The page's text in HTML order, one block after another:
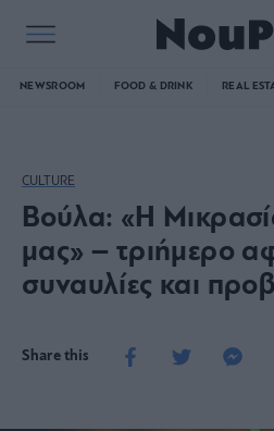
NEWSROOM FOOD & DRINK REAL
CULTURE
Βούλα: «Η
μας» – τριήμερο
συναυλίες και
Share this